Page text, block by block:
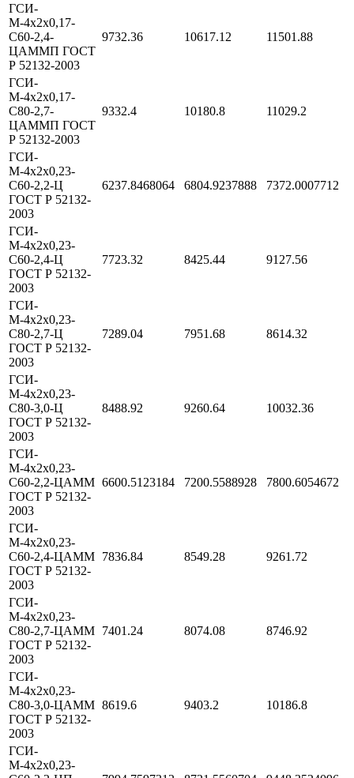
ГСИ-
М-4х2х0,17-
С60-2,4-
ЦАММП ГОСТ
Р 52132-2003
9732.36 10617.12 11501.88
ГСИ-
М-4х2х0,17-
С80-2,7-
ЦАММП ГОСТ
Р 52132-2003
9332.4 10180.8 11029.2
ГСИ-
М-4х2х0,23-
С60-2,2-Ц
ГОСТ Р 52132-
2003
6237.8468064 6804.9237888 7372.0007712
ГСИ-
М-4х2х0,23-
С60-2,4-Ц
ГОСТ Р 52132-
2003
7723.32 8425.44 9127.56
ГСИ-
М-4х2х0,23-
С80-2,7-Ц
ГОСТ Р 52132-
2003
7289.04 7951.68 8614.32
ГСИ-
М-4х2х0,23-
С80-3,0-Ц
ГОСТ Р 52132-
2003
8488.92 9260.64 10032.36
ГСИ-
М-4х2х0,23-
С60-2,2-ЦАММ
ГОСТ Р 52132-
2003
6600.5123184 7200.5588928 7800.6054672
ГСИ-
М-4х2х0,23-
С60-2,4-ЦАММ
ГОСТ Р 52132-
2003
7836.84 8549.28 9261.72
ГСИ-
М-4х2х0,23-
С80-2,7-ЦАММ
ГОСТ Р 52132-
2003
7401.24 8074.08 8746.92
ГСИ-
М-4х2х0,23-
С80-3,0-ЦАММ
ГОСТ Р 52132-
2003
8619.6 9403.2 10186.8
ГСИ-
М-4х2х0,23-